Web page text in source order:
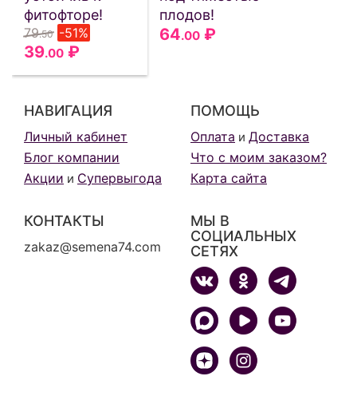
фитофторе!
79.50 -51%
39.00 ₽
плодов!
64.00 ₽
НАВИГАЦИЯ
Личный кабинет
Блог компании
Акции и Супервыгода
ПОМОЩЬ
Оплата и Доставка
Что с моим заказом?
Карта сайта
КОНТАКТЫ
zakaz@semena74.com
МЫ В
СОЦИАЛЬНЫХ
СЕТЯХ